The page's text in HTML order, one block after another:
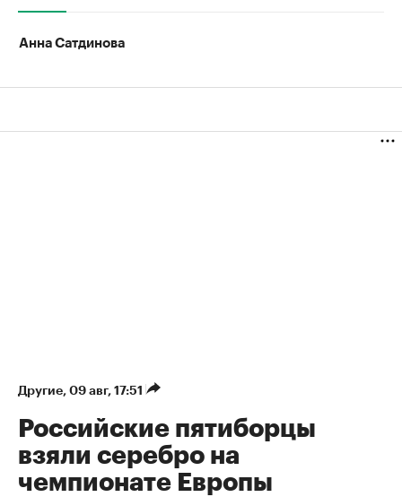
Анна Сатдинова
Другие⁠, 09 авг, 17:51
Российские пятиборцы
взяли серебро на
чемпионате Европы